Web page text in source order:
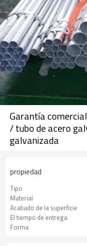
Garantía
/ tubo de acero
galvanizada
propiedad
Tipo
Material
Acabado de la superficie
El tiempo de entrega
Forma